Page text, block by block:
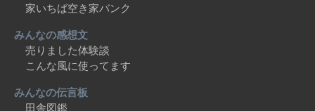
家いちば空き家バンク
みんなの感想文
売りました体験談
こんな風に使ってます
みんなの伝言板
田舎図鑑